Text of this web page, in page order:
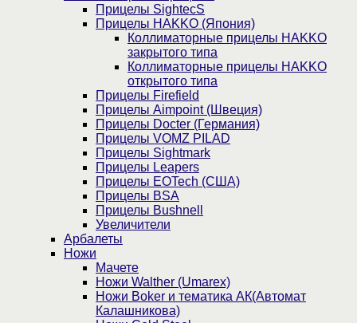
Прицелы SightecS
Прицелы HAKKO (Япония)
Коллиматорные прицелы HAKKO
закрытого типа
Коллиматорные прицелы HAKKO
открытого типа
Прицелы Firefield
Прицелы Aimpoint (Швеция)
Прицелы Docter (Германия)
Прицелы VOMZ PILAD
Прицелы Sightmark
Прицелы Leapers
Прицелы EOTech (США)
Прицелы BSA
Прицелы Bushnell
Увеличители
Арбалеты
Ножи
Мачете
Ножи Walther (Umarex)
Ножи Boker и тематика АК(Автомат
Калашникова)